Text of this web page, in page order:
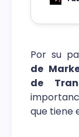
Por su
de
de
que tiene